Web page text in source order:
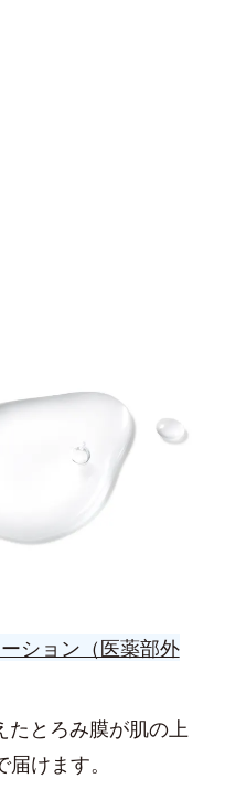
ション（医薬部外
たとろみ膜が肌の上
けます。